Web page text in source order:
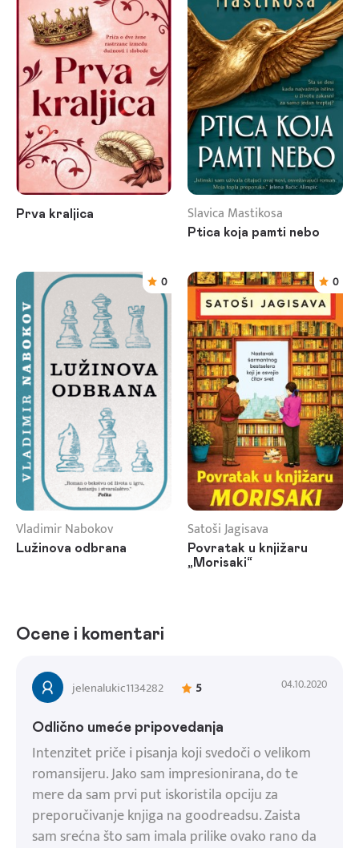
Prva kraljica Slavica Mastikosa
Ptica koja pamti nebo
0
Vladimir Nabokov
Lužinova odbrana
0
Satoši Jagisava
Povratak u knjižaru
„Morisaki“
Ocene i komentari
jelenalukic1134282 5 04.10.2020
Odlično umeće pripovedanja
Intenzitet priče i pisanja koji svedoči o velikom
romansijeru. Jako sam impresionirana, do te
mere da sam prvi put iskoristila opciju za
preporučivanje knjiga na goodreadsu. Zaista
sam srećna što sam imala prilike ovako rano da